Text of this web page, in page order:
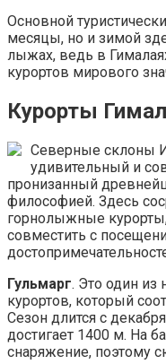
Основной
месяцы, но и зимой
лыжах, ведь в
курортов мирового
Курорты
Северные склоны
удивительный и
пронизанный
философией. Здесь
горнолыжные
совместить с
Гульмарг. Это один
курортов, который
Сезон длится с
достигает 1400 м. На
снаряжение, поэтому